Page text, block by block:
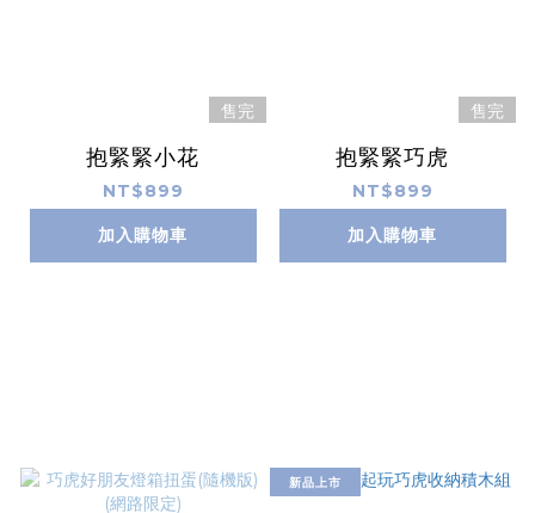
售完
抱緊緊小花
NT$899
加入購物車
售完
抱緊緊巧虎
NT$899
加入購物車
新品上市